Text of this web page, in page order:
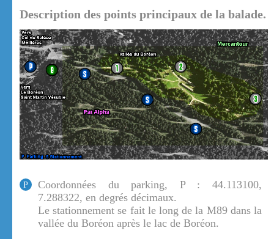
Description des points principaux de la balade.
P
Coordonnées du parking, P : 44.113100,
7.288322, en degrés décimaux.
Le stationnement se fait le long de la M89 dans la
vallée du Boréon après le lac de Boréon.